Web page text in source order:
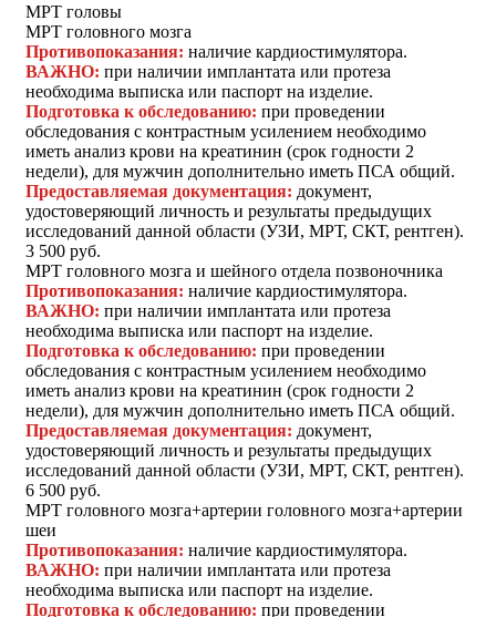
МРТ головы
МРТ головного мозга
Противопоказания: наличие кардиостимулятора.
ВАЖНО: при наличии имплантата или протеза
необходима выписка или паспорт на изделие.
Подготовка к обследованию: при проведении
обследования с контрастным усилением необходимо
иметь анализ крови на креатинин (срок годности 2
недели), для мужчин дополнительно иметь ПСА общий.
Предоставляемая документация: документ,
удостоверяющий личность и результаты предыдущих
исследований данной области (УЗИ, МРТ, СКТ, рентген).
3 500 руб.
МРТ головного мозга и шейного отдела позвоночника
Противопоказания: наличие кардиостимулятора.
ВАЖНО: при наличии имплантата или протеза
необходима выписка или паспорт на изделие.
Подготовка к обследованию: при проведении
обследования с контрастным усилением необходимо
иметь анализ крови на креатинин (срок годности 2
недели), для мужчин дополнительно иметь ПСА общий.
Предоставляемая документация: документ,
удостоверяющий личность и результаты предыдущих
исследований данной области (УЗИ, МРТ, СКТ, рентген).
6 500 руб.
МРТ головного мозга+артерии головного мозга+артерии
шеи
Противопоказания: наличие кардиостимулятора.
ВАЖНО: при наличии имплантата или протеза
необходима выписка или паспорт на изделие.
Подготовка к обследованию: при проведении